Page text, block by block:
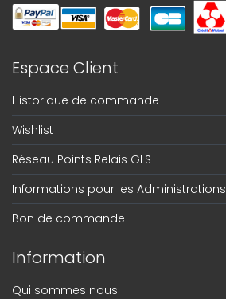
Espace Client
Historique de commande
Wishlist
Réseau Points Relais GLS
Informations pour les Administrations
Bon de commande
Information
Qui sommes nous